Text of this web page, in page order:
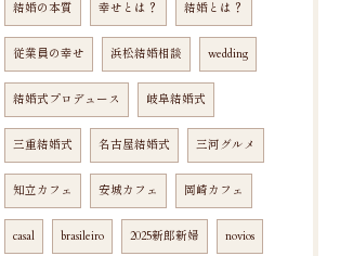
結婚の本質 幸せとは？ 結婚とは？
従業員の幸せ 浜松結婚相談 wedding
結婚式プロデュース 岐阜結婚式
三重結婚式 名古屋結婚式 三河グルメ
知立カフェ 安城カフェ 岡崎カフェ
casal brasileiro 2025新郎新婦 novios